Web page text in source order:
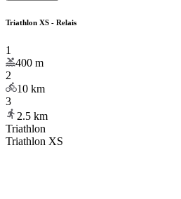
Triathlon XS - Relais
1
400 m
2
10 km
3
2.5 km
Triathlon
Triathlon XS